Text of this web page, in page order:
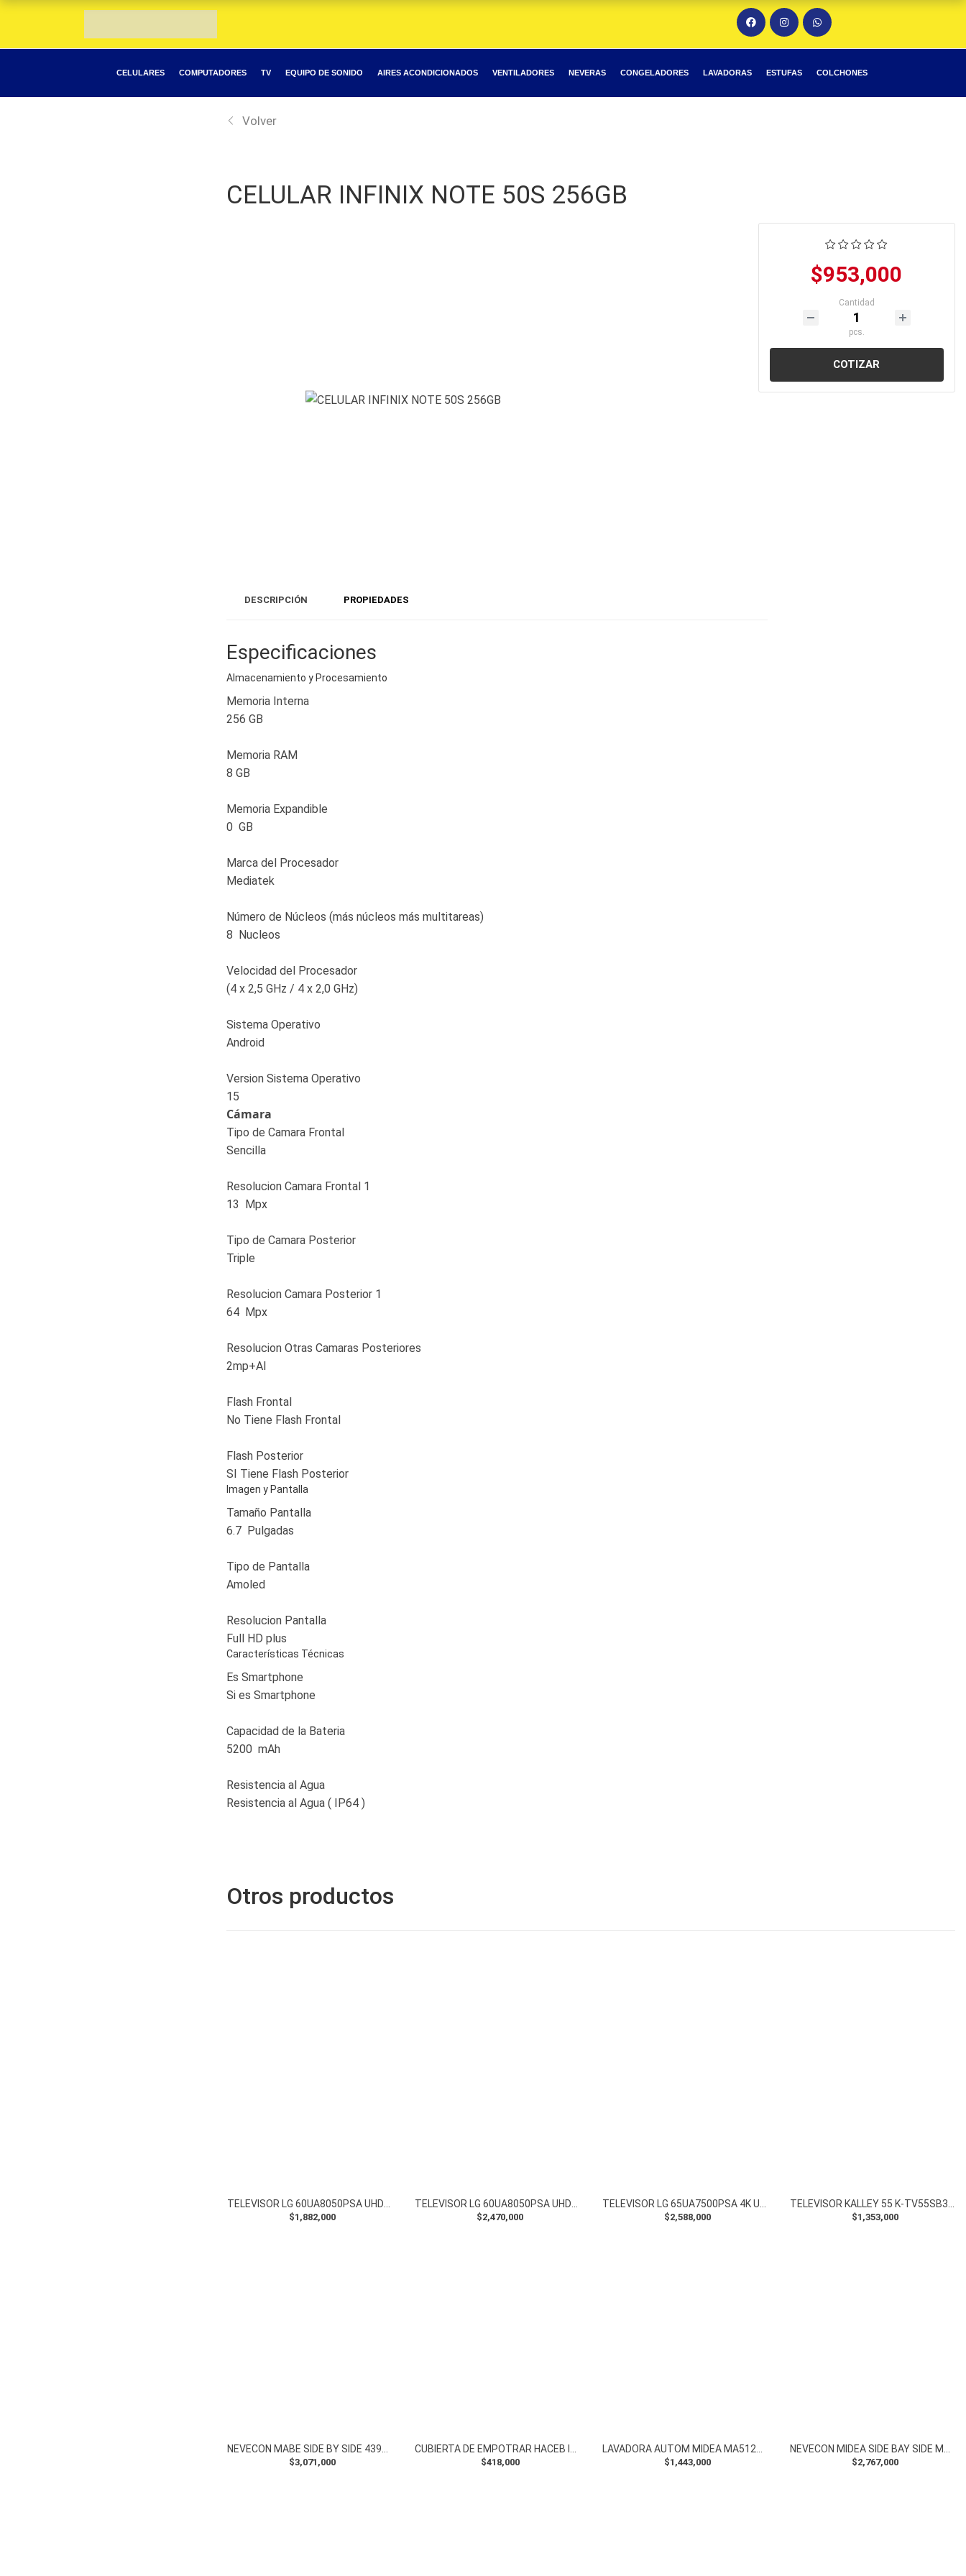
CELULARES COMPUTADORES TV EQUIPO DE SONIDO AIRES ACONDICIONADOS VENTILADORES NEVERAS CONGELADORES LAVADORAS ESTUFAS COLCHONES
Volver
CELULAR INFINIX NOTE 50S 256GB
$953,000
Cantidad
pcs.
COTIZAR
DESCRIPCIÓN PROPIEDADES
Especificaciones
Almacenamiento y Procesamiento
Memoria Interna
256 GB
Memoria RAM
8 GB
Memoria Expandible
0 GB
Marca del Procesador
Mediatek
Número de Núcleos (más núcleos más multitareas)
8 Nucleos
Velocidad del Procesador
(4 x 2,5 GHz / 4 x 2,0 GHz)
Sistema Operativo
Android
Version Sistema Operativo
15
Cámara
Tipo de Camara Frontal
Sencilla
Resolucion Camara Frontal 1
13 Mpx
Tipo de Camara Posterior
Triple
Resolucion Camara Posterior 1
64 Mpx
Resolucion Otras Camaras Posteriores
2mp+AI
Flash Frontal
No Tiene Flash Frontal
Flash Posterior
SI Tiene Flash Posterior
Imagen y Pantalla
Tamaño Pantalla
6.7 Pulgadas
Tipo de Pantalla
Amoled
Resolucion Pantalla
Full HD plus
Características Técnicas
Es Smartphone
Si es Smartphone
Capacidad de la Bateria
5200 mAh
Resistencia al Agua
Resistencia al Agua ( IP64 )
Otros productos
TELEVISOR LG 60UA8050PSA UHD CONTROLMAGICO
$1,882,000
TELEVISOR LG 60UA8050PSA UHD CONTROLMAGICO
$2,470,000
TELEVISOR LG 65UA7500PSA 4K UHD AI
$2,588,000
TELEVISOR KALLEY 55 K-TV55SB300 4K UHD
$1,353,000
$3,071,000 $418,000 $1,443,000 $2,767,000